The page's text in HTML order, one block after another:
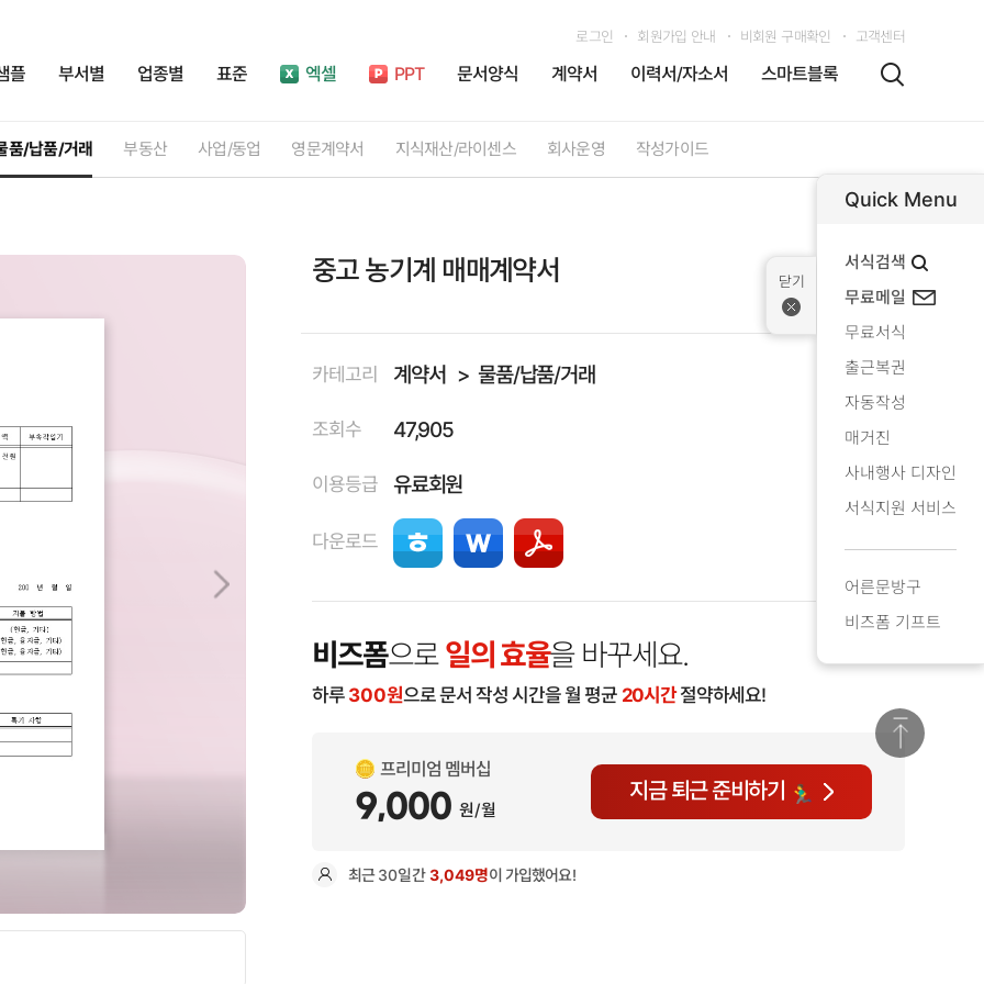
플 부서별 업종별 표준 엑셀 PPT 문서양식 계약서 이력서/자소서 스마트블록
로그인 회원가입 안내 비회원 구매확인 고객센터
품/납품/거래 부동산 사업/동업 영문계약서 지식재산/라이센스 회사운영 작성가이드
중고 농기계 매매계약서
카테고리 계약서 물품/납품/거래
조회수 47,905
이용등급 유료회원
다운로드
비즈폼으로일의 효율을 바꾸세요.
하루 300원으로 문서 작성 시간을 월 평균 20시간절약하세요!
프리미엄 멤버십
9,000 원/월
지금 퇴근 준비하기
최근30일간3,049명이 가입했어요!
Quick Menu
서식검색
무료메일
무료서식
출근복권
자동작성
매거진
사내행사 디자인
서식지원 서비스
어른문방구
비즈폼 기프트